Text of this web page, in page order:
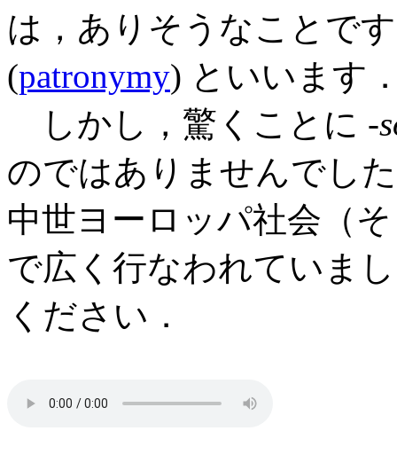
は，ありそうなことで
(patronymy) といいます
しかし，驚くことに -
のではありませんでし
中世ヨーロッパ社会（
で広く行なわれていま
ください．